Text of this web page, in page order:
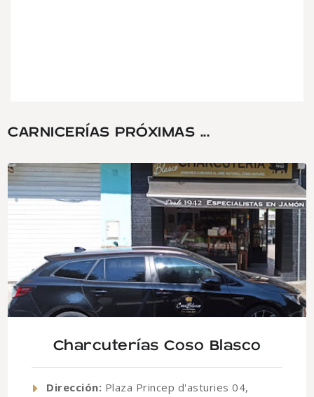
CARNICERÍAS PRÓXIMAS ...
Charcuterías Coso Blasco
Dirección: Plaza Princep d'asturies 04,